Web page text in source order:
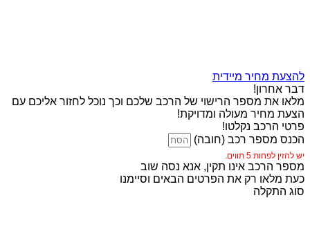
להצעת מחיר מיידית
דבר אחרון!
מלאו את מספר הרישוי של הרכב שלכם וכך נוכל לחזור אליכם עם
הצעת מחיר מעולה ומדויקת!
פרטי הרכב נקלטו!
הכנס מספר רכב (חובה)
יש להזין לפחות 5 תווים.
מספר הרכב אינו תקין, אנא נסה שוב
כעת מלאו רק את הפרטים הבאים וסיימנו
סוג התקלה